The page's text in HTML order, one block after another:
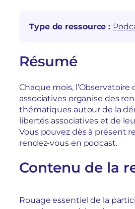
Type de ressource :
Résumé
Chaque mois, l’Observatoire
associatives organise des
thématiques autour de la
libertés associatives et de
Vous pouvez dès à présent
rendez-vous en podcast.
Contenu de la
Rouage essentiel de la